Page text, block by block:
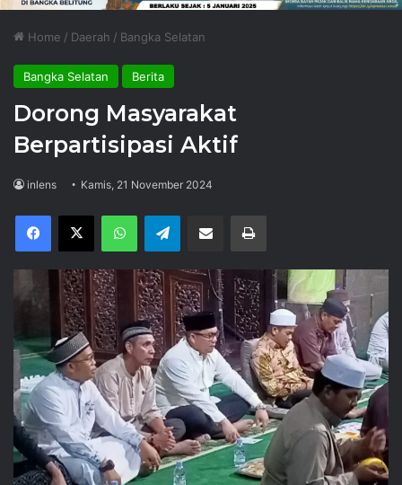
Home / Daerah / Bangka Selatan
Bangka Selatan Berita
Dorong Masyarakat
Berpartisipasi Aktif
inlens Kamis, 21 November 2024
Facebook
X WhatsAppTelegram Share via Email Print